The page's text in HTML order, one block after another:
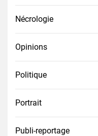
Nécrologie
Opinions
Politique
Portrait
Publi-reportage